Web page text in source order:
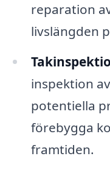
reparation
livslängden
inspektion
potentiella
förebygga
framtiden.